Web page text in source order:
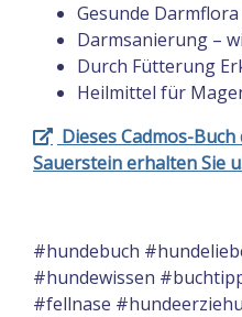
Gesunde
Darmsanierung –
Durch Fütterung
Heilmittel für
Dieses Cadmos-
Sauersteinerhalten Sie
#hundebuch
#hundewissen
#fellnase